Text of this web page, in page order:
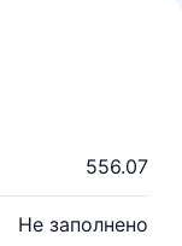
556.07
Не заполнено